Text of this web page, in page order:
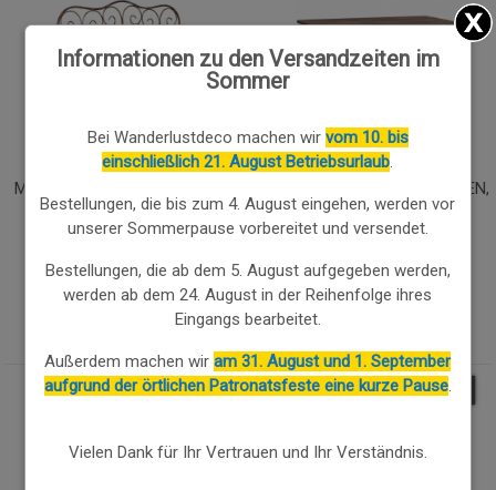
METALLBANK 147X55X45/90H
CM BRAUN
307.01€
260.96€
HOLZBANK MIT 3 SCHUBLADEN,
90X45X51H CM
217.04€
184.49 €
15.00 % 15.00
Informationen zu den Versandzeiten im
Sommer
Bei Wanderlustdeco machen wir vom 10. bis
einschließlich 21. August Betriebsurlaub.
Bestellungen, die bis zum 4. August eingehen, werden vor
unserer Sommerpause vorbereitet und versendet.
Bestellungen, die ab dem 5. August aufgegeben werden,
werden ab dem 24. August in der Reihenfolge ihres
Eingangs bearbeitet.
Außerdem machen wiram 31. August und 1. September
aufgrund der örtlichen Patronatsfeste eine kurze Pause.
Vielen Dank für Ihr Vertrauen und Ihr Verständnis.